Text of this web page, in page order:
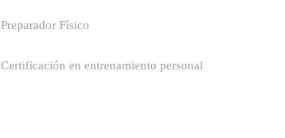
Preparador Físico
Certificación en entrenamiento personal